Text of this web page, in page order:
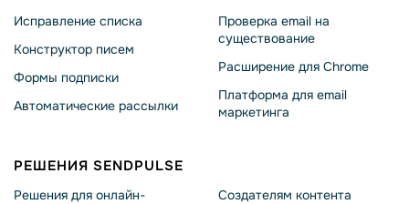
Исправление списка
Конструктор писем
Формы подписки
Автоматические рассылки
Проверка email на
существование
Расширение для Chrome
Платформа для email
маркетинга
РЕШЕНИЯ SENDPULSE
Решения для онлайн-
Создателям контента